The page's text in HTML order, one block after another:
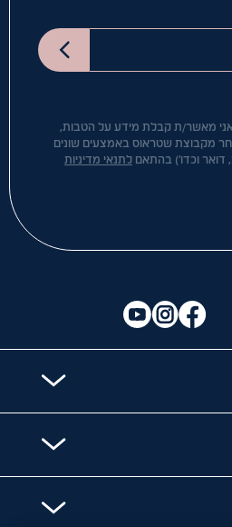
המייל שלך
מאשר/ת קבלת מידע על הטבות,
מקבוצת שטראוס באמצעים שונים
לתנאי מדיניות